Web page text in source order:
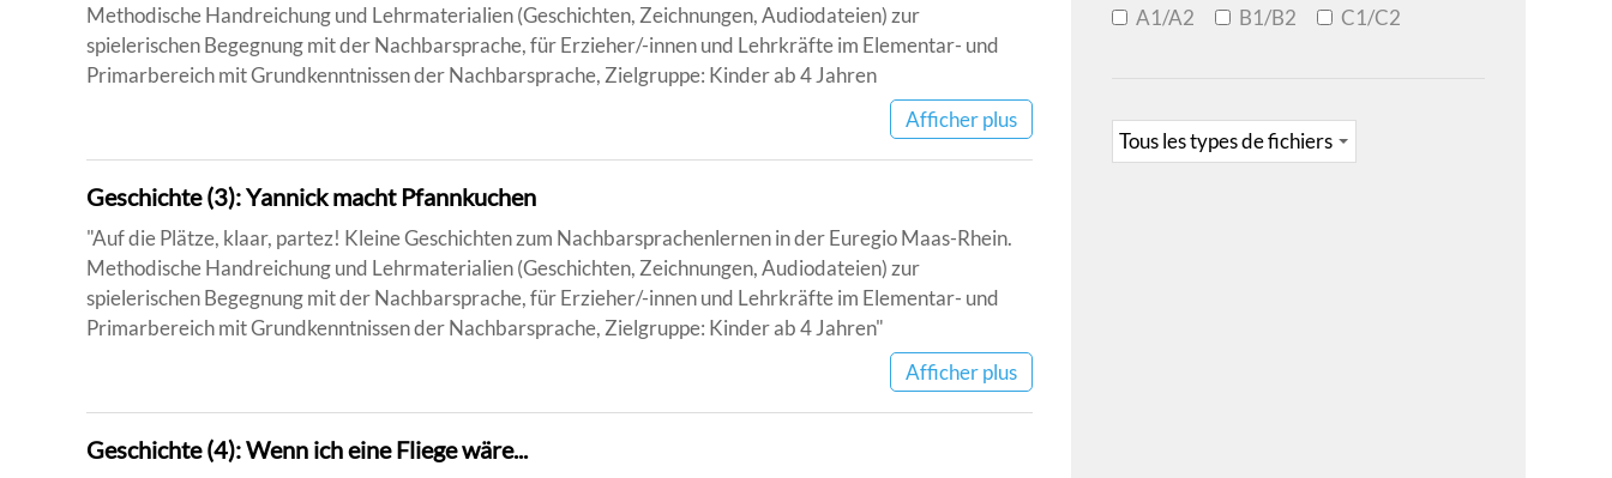
Methodische Handreichung und Lehrmaterialien (Geschichten, Zeichnungen, Audiodateien) zur
spielerischen Begegnung mit der Nachbarsprache, für Erzieher/-innen und Lehrkräfte im Elementar- und
Primarbereich mit Grundkenntnissen der Nachbarsprache, Zielgruppe: Kinder ab 4 Jahren
Afficher plus
Geschichte (3): Yannick macht Pfannkuchen
"Auf die Plätze, klaar, partez! Kleine Geschichten zum Nachbarsprachenlernen in der Euregio Maas-Rhein.
Methodische Handreichung und Lehrmaterialien (Geschichten, Zeichnungen, Audiodateien) zur
spielerischen Begegnung mit der Nachbarsprache, für Erzieher/-innen und Lehrkräfte im Elementar- und
Primarbereich mit Grundkenntnissen der Nachbarsprache, Zielgruppe: Kinder ab 4 Jahren"
Afficher plus
Geschichte (4): Wenn ich eine Fliege wäre...
A1/A2 B1/B2 C1/C2